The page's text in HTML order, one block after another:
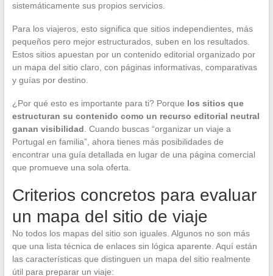
sistemáticamente sus propios servicios.
Para los viajeros, esto significa que sitios independientes, más
pequeños pero mejor estructurados, suben en los resultados.
Estos sitios apuestan por un contenido editorial organizado por
un mapa del sitio claro, con páginas informativas, comparativas
y guías por destino.
¿Por qué esto es importante para ti? Porque los sitios que
estructuran su contenido como un recurso editorial neutral
ganan visibilidad. Cuando buscas “organizar un viaje a
Portugal en familia”, ahora tienes más posibilidades de
encontrar una guía detallada en lugar de una página comercial
que promueve una sola oferta.
Criterios concretos para evaluar
un mapa del sitio de viaje
No todos los mapas del sitio son iguales. Algunos no son más
que una lista técnica de enlaces sin lógica aparente. Aquí están
las características que distinguen un mapa del sitio realmente
útil para preparar un viaje: